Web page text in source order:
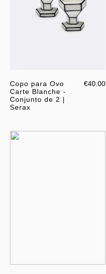
Copo para Ovo
Carte Blanche -
Conjunto de 2 |
Serax
€40.00